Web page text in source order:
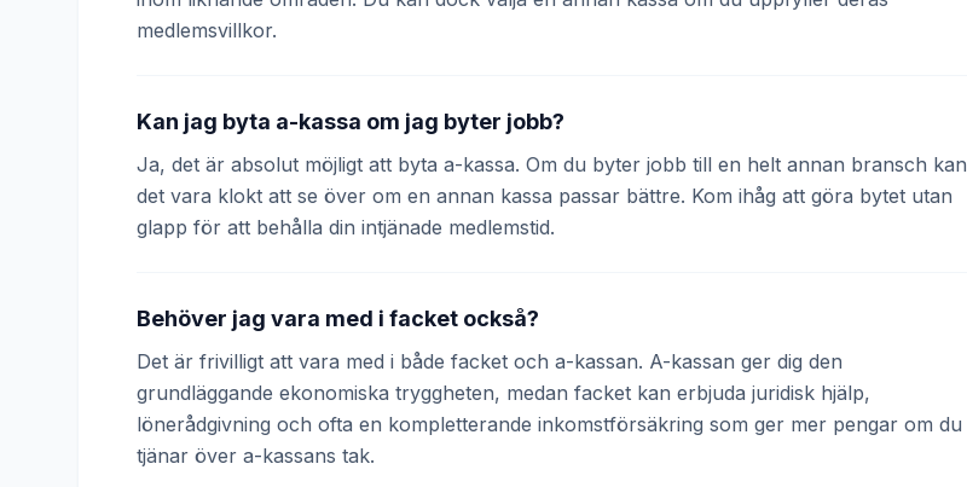
medlemsvillkor.
Kan jag byta a-kassa om jag byter jobb?
Ja, det är absolut möjligt att byta a-kassa. Om du byter jobb till en helt annan bransch kan
det vara klokt att se över om en annan kassa passar bättre. Kom ihåg att göra bytet utan
glapp för att behålla din intjänade medlemstid.
Behöver jag vara med i facket också?
Det är frivilligt att vara med i både facket och a-kassan. A-kassan ger dig den
grundläggande ekonomiska tryggheten, medan facket kan erbjuda juridisk hjälp,
lönerådgivning och ofta en kompletterande inkomstförsäkring som ger mer pengar om du
tjänar över a-kassans tak.